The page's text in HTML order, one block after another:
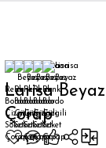
Larisa
Çorap